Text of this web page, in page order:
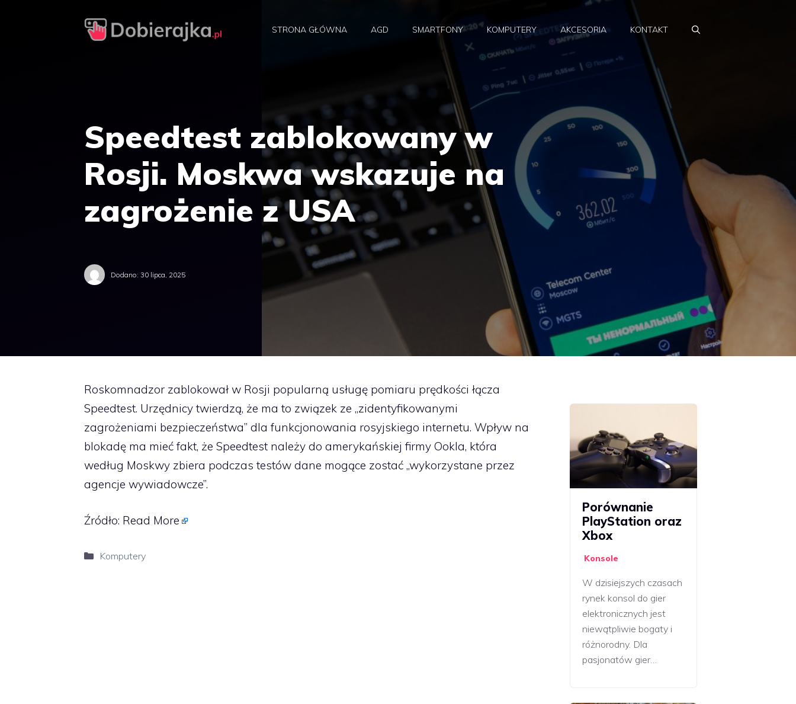
STRONA GŁÓWNA AGD SMARTFONY KOMPUTERY AKCESORIA KONTAKT
Speedtest zablokowany w
Rosji. Moskwa wskazuje na
zagrożenie z USA
Dodano: 30 lipca, 2025
Roskomnadzor zablokował w Rosji popularną usługę pomiaru prędkości łącza
Speedtest. Urzędnicy twierdzą, że ma to związek ze „zidentyfikowanymi
zagrożeniami bezpieczeństwa” dla funkcjonowania rosyjskiego internetu. Wpływ na
blokadę ma mieć fakt, że Speedtest należy do amerykańskiej firmy Ookla, która
według Moskwy zbiera podczas testów dane mogące zostać „wykorzystane przez
agencje wywiadowcze”.
Źródło: Read More
Kategorie
Komputery
Porównanie
PlayStation oraz
Xbox
Konsole
W dzisiejszych czasach
rynek konsol do gier
elektronicznych jest
niewątpliwie bogaty i
różnorodny. Dla
pasjonatów gier…